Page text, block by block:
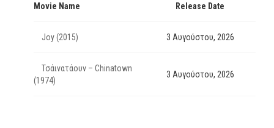
Movie Name Release Date
Joy (2015) 3 Αυγούστου, 2026
Τσάινατάουν – Chinatown
(1974)
3 Αυγούστου, 2026